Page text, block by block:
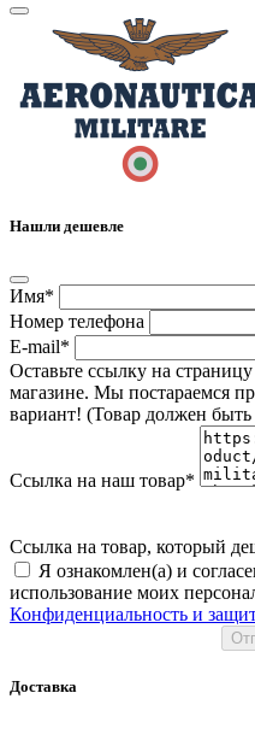
Нашли дешевле
Имя*
Номер телефона
E-mail*
Оставьте ссылку на
магазине. Мы постараемся
вариант! (Товар должен
Ссылка на наш товар*
Ссылка на товар, который
Я ознакомлен(а) и
использование моих
Конфиденциальность и
Доставка